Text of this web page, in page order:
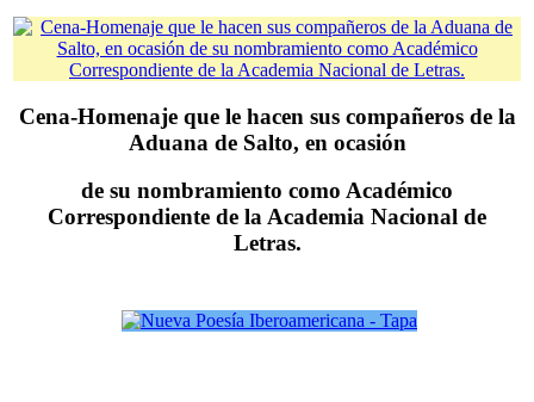
Cena-Homenaje que le hacen sus compañeros de la
Aduana de Salto, en ocasión
de su nombramiento como Académico
Correspondiente de la Academia Nacional de
Letras.